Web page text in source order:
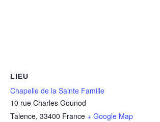
LIEU
Chapelle de la Sainte Famille
10 rue Charles Gounod
Talence, 33400 France + Google Map